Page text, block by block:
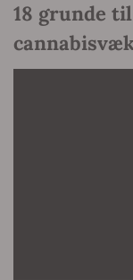
18 grunde